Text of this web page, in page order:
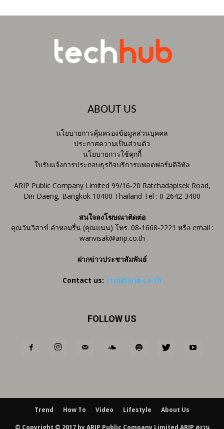
ABOUT US
นโยบายการคุ้มครองข้อมูลส่วนบุคคล
ประกาศความเป็นส่วนตัว
นโยบายการใช้คุกกี้
ใบรับแจ้งการประกอบธุรกิจบริการแพลตฟอร์มดิจิทัล
ARIP Public Company Limited 99/16-20 Ratchadapisek Road,
Din Daeng, Bangkok 10400 Thailand Tel : 0-2642-3400
สนใจลงโฆษณาติดต่อ
คุณวันวิสาข์ คำหอมรื่น (คุณแนน) โทร. 08-1668-2221 หรือ email :
wanvisak@arip.co.th
ฝากข่าวประชาสัมพันธ์
Contact us: ctm@arip.co.th
FOLLOW US
Trend How To Video Lifestyle About Us
© Copyright © 2017 by ARIP Public Company Limited ARIP สงวน